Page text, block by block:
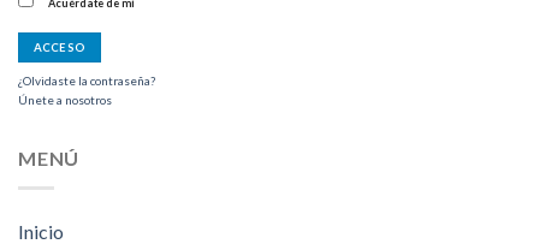
Acuérdate de mí
¿Olvidaste la contraseña?
Únete a nosotros
MENÚ
Inicio